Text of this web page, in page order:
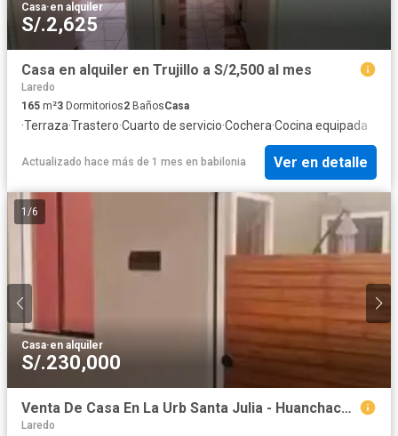
Casa·en alquiler
S/.2,625
Casa en alquiler en Trujillo a S/2,500 al mes
Laredo
165 m²3 Dormitorios2 BañosCasa
·Terraza·Trastero·Cuarto de servicio·Cochera·Cocina equipada
Actualizado hace más de 1 mes en babilonia Ver en detalle
1 /6
Casa·en alquiler
S/.230,000
Venta De Casa En La Urb Santa Julia - Huanchaco S/. 230,000.00
Laredo